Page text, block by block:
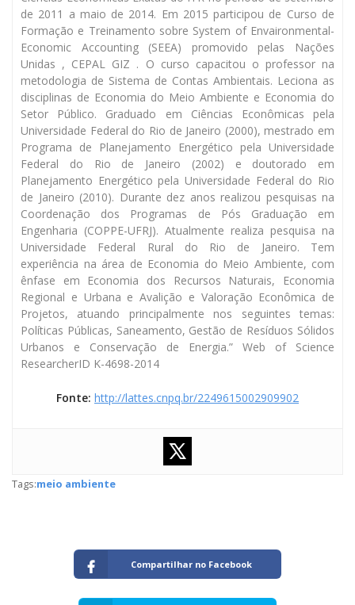
de 2011 a maio de 2014. Em 2015 participou de Curso de
Formação e Treinamento sobre System of Envaironmental-
Economic Accounting (SEEA) promovido pelas Nações
Unidas , CEPAL GIZ . O curso capacitou o professor na
metodologia de Sistema de Contas Ambientais. Leciona as
disciplinas de Economia do Meio Ambiente e Economia do
Setor Público. Graduado em Ciências Econômicas pela
Universidade Federal do Rio de Janeiro (2000), mestrado em
Programa de Planejamento Energético pela Universidade
Federal do Rio de Janeiro (2002) e doutorado em
Planejamento Energético pela Universidade Federal do Rio
de Janeiro (2010). Durante dez anos realizou pesquisas na
Coordenação dos Programas de Pós Graduação em
Engenharia (COPPE-UFRJ). Atualmente realiza pesquisa na
Universidade Federal Rural do Rio de Janeiro. Tem
experiência na área de Economia do Meio Ambiente, com
ênfase em Economia dos Recursos Naturais, Economia
Regional e Urbana e Avalição e Valoração Econômica de
Projetos, atuando principalmente nos seguintes temas:
Políticas Públicas, Saneamento, Gestão de Resíduos Sólidos
Urbanos e Conservação de Energia.” Web of Science
ResearcherID K-4698-2014
Fonte: http://lattes.cnpq.br/2249615002909902
Tags:meio ambiente
Compartilhar no Facebook